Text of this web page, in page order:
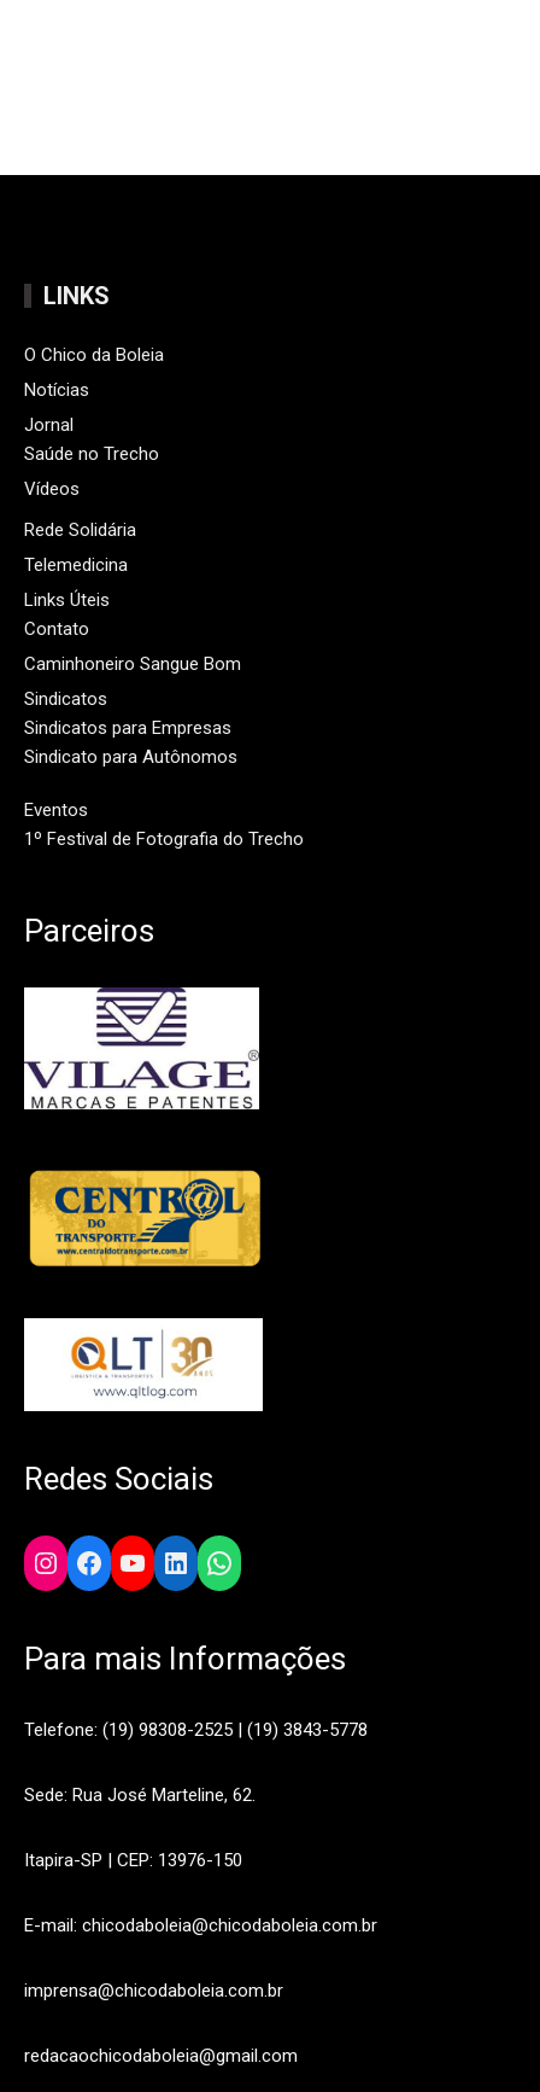
LINKS
O Chico da Boleia
Notícias
Jornal
Saúde no Trecho
Vídeos
Rede Solidária
Telemedicina
Links Úteis
Contato
Caminhoneiro Sangue Bom
Sindicatos
Sindicatos para Empresas
Sindicato para Autônomos
Eventos
1º Festival de Fotografia do Trecho
Parceiros
Redes Sociais
Instagram
Facebook
YouTube
LinkedIn
WhatsApp
Para mais Informações
Telefone: (19) 98308-2525 | (19) 3843-5778
Sede: Rua José Marteline, 62.
Itapira-SP | CEP: 13976-150
E-mail: chicodaboleia@chicodaboleia.com.br
imprensa@chicodaboleia.com.br
redacaochicodaboleia@gmail.com